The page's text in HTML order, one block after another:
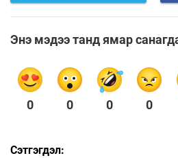
Энэ мэдээ танд ямар
0 0 0 0
Сэтгэгдэл: